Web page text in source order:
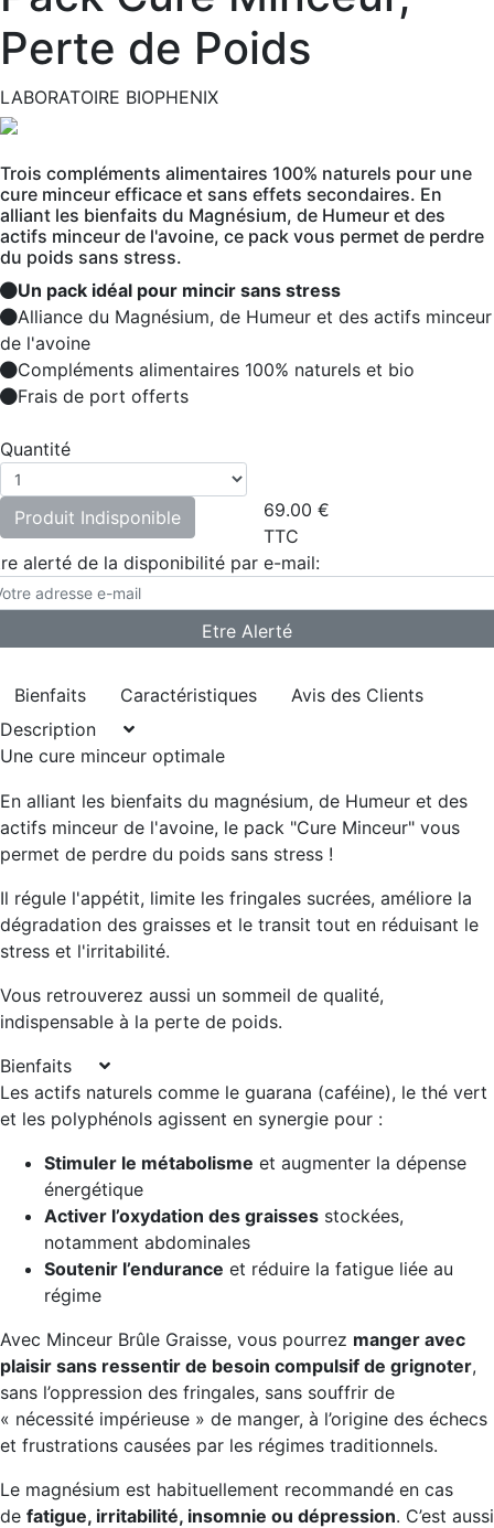
Perte de Poids
LABORATOIRE BIOPHENIX
Trois compléments alimentaires 100% naturels pour une
cure minceur efficace et sans effets secondaires. En
alliant les bienfaits du Magnésium, de Humeur et des
actifs minceur de l'avoine, ce pack vous permet de perdre
du poids sans stress.
Un pack idéal pour mincir sans stress
Alliance du Magnésium, de Humeur et des actifs minceur
de l'avoine
Compléments alimentaires 100% naturels et bio
Frais de port offerts
Quantité
Produit Indisponible 69.00 €
TTC
alerté de la disponibilité par e-mail:
Bienfaits Caractéristiques
Avis des Clients
Description
Une cure minceur optimale
En alliant les bienfaits du magnésium, de Humeur et des
actifs minceur de l'avoine, le pack "Cure Minceur" vous
permet de perdre du poids sans stress !
Il régule l'appétit, limite les fringales sucrées, améliore la
dégradation des graisses et le transit tout en réduisant le
stress et l'irritabilité.
Vous retrouverez aussi un sommeil de qualité,
indispensable à la perte de poids.
Bienfaits
Les actifs naturels comme le guarana (caféine), le thé vert
et les polyphénols agissent en synergie pour :
Stimuler le métabolisme et augmenter la dépense
énergétique
Activer l’oxydation des graisses stockées,
notamment abdominales
Soutenir l’endurance et réduire la fatigue liée au
régime
Avec Minceur Brûle Graisse, vous pourrez manger avec
plaisir sans ressentir de besoin compulsif de grignoter,
sans l’oppression des fringales, sans souffrir de
« nécessité impérieuse » de manger, à l’origine des échecs
et frustrations causées par les régimes traditionnels.
Le magnésium est habituellement recommandé en cas
de fatigue, irritabilité, insomnie ou dépression. C’est aussi